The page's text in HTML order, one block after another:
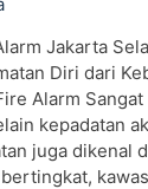
Jakarta
Diri dari
Alarm
kepadatan
juga dikenal